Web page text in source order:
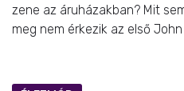
zene az áruházakban? Mit
meg nem érkezik az első